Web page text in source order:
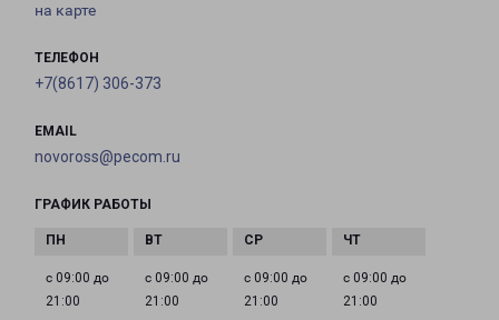
на карте
ТЕЛЕФОН
+7(8617) 306-373
EMAIL
novoross@pecom.ru
ГРАФИК РАБОТЫ
с 09:00 до
21:00
с 09:00 до
21:00
с 09:00 до
21:00
с 09:00 до
21:00